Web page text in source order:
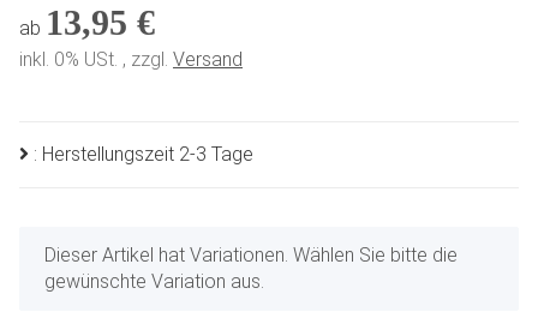
ab 13,95 €
inkl. 0% USt. , zzgl. Versand
: Herstellungszeit 2-3 Tage
x
Dieser Artikel hat Variationen. Wählen Sie bitte die
gewünschte Variation aus.